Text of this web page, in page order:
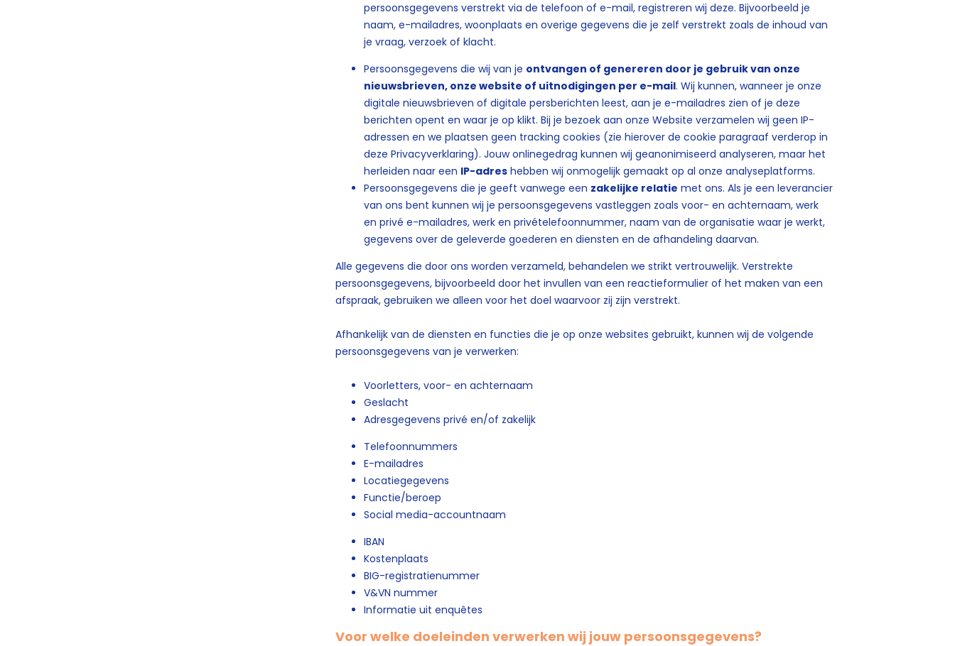
persoonsgegevens verstrekt via de telefoon of e-mail, registreren wij deze. Bijvoorbeeld je
naam, e-mailadres, woonplaats en overige gegevens die je zelf verstrekt zoals de inhoud van
je vraag, verzoek of klacht.
Persoonsgegevens die wij van je ontvangen of genereren door je gebruik van onze
nieuwsbrieven, onze website of uitnodigingen per e-mail. Wij kunnen, wanneer je onze
digitale nieuwsbrieven of digitale persberichten leest, aan je e-mailadres zien of je deze
berichten opent en waar je op klikt. Bij je bezoek aan onze Website verzamelen wij geen IP-
adressen en we plaatsen geen tracking cookies (zie hierover de cookie paragraaf verderop in
deze Privacyverklaring). Jouw onlinegedrag kunnen wij geanonimiseerd analyseren, maar het
herleiden naar een IP-adres hebben wij onmogelijk gemaakt op al onze analyseplatforms.
Persoonsgegevens die je geeft vanwege een zakelijke relatie met ons. Als je een leverancier
van ons bent kunnen wij je persoonsgegevens vastleggen zoals voor- en achternaam, werk
en privé e-mailadres, werk en privételefoonnummer, naam van de organisatie waar je werkt,
gegevens over de geleverde goederen en diensten en de afhandeling daarvan.
Alle gegevens die door ons worden verzameld, behandelen we strikt vertrouwelijk. Verstrekte
persoonsgegevens, bijvoorbeeld door het invullen van een reactieformulier of het maken van een
afspraak, gebruiken we alleen voor het doel waarvoor zij zijn verstrekt.
Afhankelijk van de diensten en functies die je op onze websites gebruikt, kunnen wij de volgende
persoonsgegevens van je verwerken:
Voorletters, voor- en achternaam
Geslacht
Adresgegevens privé en/of zakelijk
Telefoonnummers
E-mailadres
Locatiegegevens
Functie/beroep
Social media-accountnaam
IBAN
Kostenplaats
BIG-registratienummer
V&VN nummer
Informatie uit enquêtes
Voor welke doeleinden verwerken wij jouw persoonsgegevens?